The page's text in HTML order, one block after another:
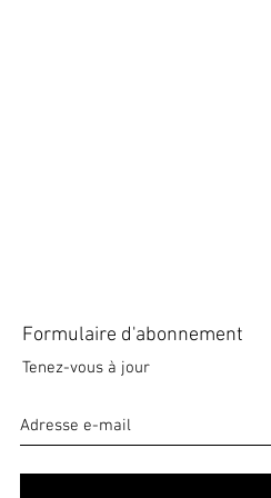
Formulaire d'abonnement
Tenez-vous à jour